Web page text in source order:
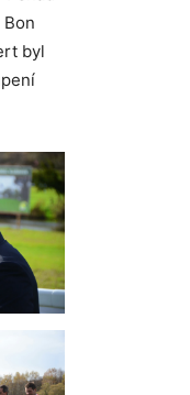
byl